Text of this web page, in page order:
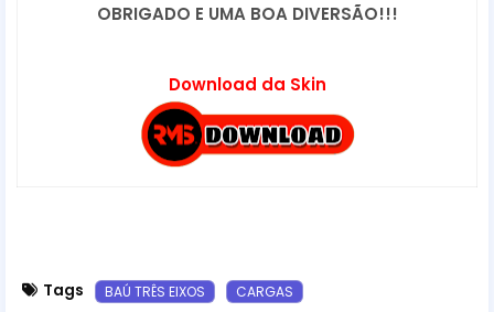
OBRIGADO E UMA BOA DIVERSÃO!!!
Download da Skin
Tags BAÚ TRÊS EIXOS CARGAS